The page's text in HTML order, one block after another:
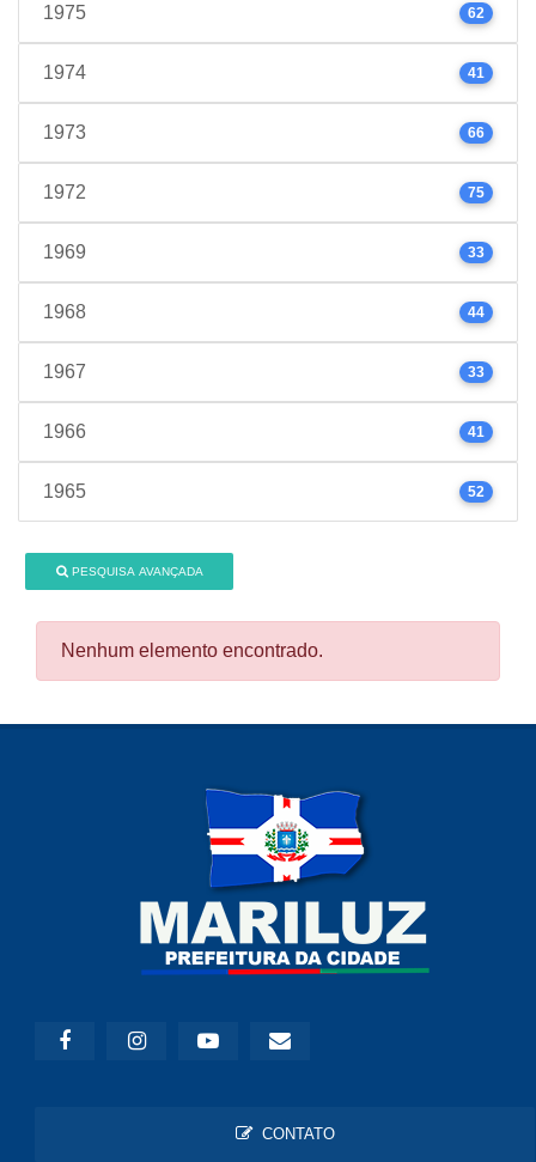
1975 62
1974 41
1973 66
1972 75
1969 33
1968 44
1967 33
1966 41
1965 52
PESQUISA AVANÇADA
Nenhum elemento encontrado.
CONTATO